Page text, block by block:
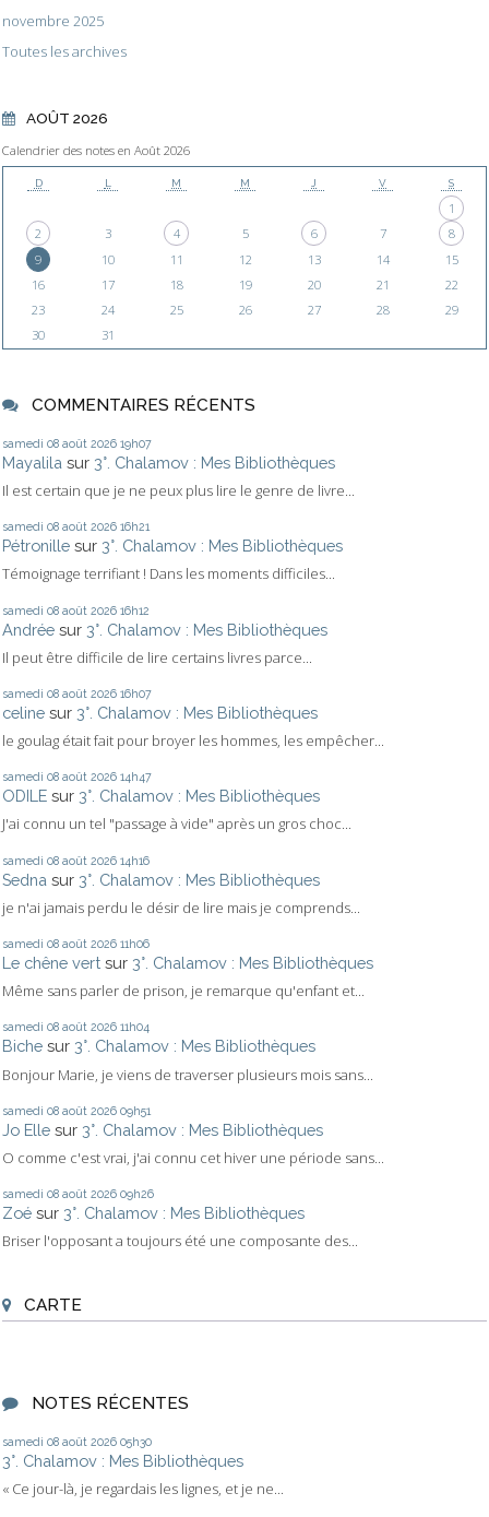
novembre 2025
Toutes les archives
AOÛT 2026
Calendrier des notes en Août 2026
D L M M J V S
1
2
3 4 5 6 7
8
9
10 11 12 13 14
15
16
17 18 19 20 21
22
23
24 25 26 27 28
29
30
31
COMMENTAIRES RÉCENTS
samedi 08 août 2026 19h07
Mayalila sur 3°. Chalamov : Mes Bibliothèques
Il est certain que je ne peux plus lire le genre de livre...
samedi 08 août 2026 16h21
Pétronille sur 3°. Chalamov : Mes Bibliothèques
Témoignage terrifiant ! Dans les moments difficiles...
samedi 08 août 2026 16h12
Andrée sur 3°. Chalamov : Mes Bibliothèques
Il peut être difficile de lire certains livres parce...
samedi 08 août 2026 16h07
celine sur 3°. Chalamov : Mes Bibliothèques
le goulag était fait pour broyer les hommes, les empêcher...
samedi 08 août 2026 14h47
ODILE sur 3°. Chalamov : Mes Bibliothèques
J'ai connu un tel "passage à vide" après un gros choc...
samedi 08 août 2026 14h16
Sedna sur 3°. Chalamov : Mes Bibliothèques
je n'ai jamais perdu le désir de lire mais je comprends...
samedi 08 août 2026 11h06
Le chêne vert sur 3°. Chalamov : Mes Bibliothèques
Même sans parler de prison, je remarque qu'enfant et...
samedi 08 août 2026 11h04
Biche sur 3°. Chalamov : Mes Bibliothèques
Bonjour Marie, je viens de traverser plusieurs mois sans...
samedi 08 août 2026 09h51
Jo Elle sur 3°. Chalamov : Mes Bibliothèques
O comme c'est vrai, j'ai connu cet hiver une période sans...
samedi 08 août 2026 09h26
Zoé sur 3°. Chalamov : Mes Bibliothèques
Briser l'opposant a toujours été une composante des...
CARTE
NOTES RÉCENTES
samedi 08 août 2026 05h30
3°. Chalamov : Mes Bibliothèques
« Ce jour-là, je regardais les lignes, et je ne...